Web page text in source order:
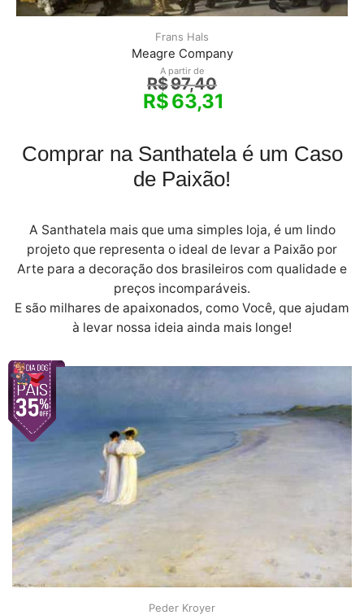
Frans Hals
Meagre Company
A partir de
R$97,40
R$63,31
Comprar na Santhatela é um Caso
de Paixão!
A Santhatela mais que uma simples loja, é um lindo
projeto que representa o ideal de levar a Paixão por
Arte para a decoração dos brasileiros com qualidade e
preços incomparáveis.
E são milhares de apaixonados, como Você, que ajudam
à levar nossa ideia ainda mais longe!
Peder Kroyer